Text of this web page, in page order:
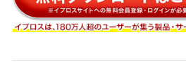
・スキルや適性が合わ
が落ちる可能性がある